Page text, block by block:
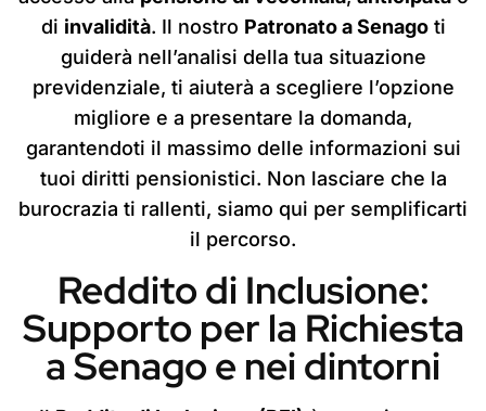
di invalidità. Il nostro Patronato a Senagoti
guiderà nell’analisi della tua situazione
previdenziale, ti aiuterà a scegliere l’opzione
migliore e a presentare la domanda,
garantendoti il massimo delle informazioni sui
tuoi diritti pensionistici. Non lasciare che la
burocrazia ti rallenti, siamo qui per semplificarti
il percorso.
Reddito di Inclusione:
Supporto per la Richiesta
a Senago e nei dintorni